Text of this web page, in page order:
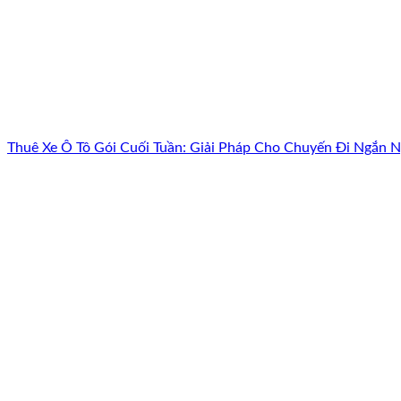
Thuê Xe Ô Tô Gói Cuối Tuần: Giải Pháp Cho Chuyến Đi Ngắn